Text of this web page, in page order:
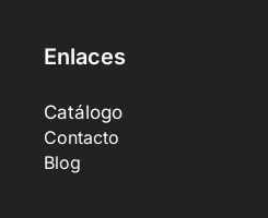
Enlaces
Catálogo
Contacto
Blog